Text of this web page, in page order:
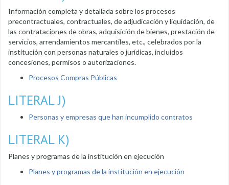
Información completa y detallada sobre los procesos
precontractuales, contractuales, de adjudicación y liquidación, de
las contrataciones de obras, adquisición de bienes, prestación de
servicios, arrendamientos mercantiles, etc., celebrados por la
institución con personas naturales o jurídicas, incluidos
concesiones, permisos o autorizaciones.
Procesos Compras Públicas
LITERAL J)
Personas y empresas que han incumplido contratos
LITERAL K)
Planes y programas de la institución en ejecución
Planes y programas de la institución en ejecución